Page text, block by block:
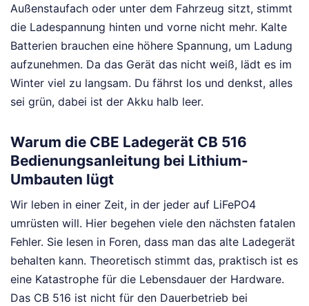
Außenstaufach oder unter dem Fahrzeug sitzt, stimmt
die Ladespannung hinten und vorne nicht mehr. Kalte
Batterien brauchen eine höhere Spannung, um Ladung
aufzunehmen. Da das Gerät das nicht weiß, lädt es im
Winter viel zu langsam. Du fährst los und denkst, alles
sei grün, dabei ist der Akku halb leer.
Warum die CBE Ladegerät CB 516
Bedienungsanleitung bei Lithium-
Umbauten lügt
Wir leben in einer Zeit, in der jeder auf LiFePO4
umrüsten will. Hier begehen viele den nächsten fatalen
Fehler. Sie lesen in Foren, dass man das alte Ladegerät
behalten kann. Theoretisch stimmt das, praktisch ist es
eine Katastrophe für die Lebensdauer der Hardware.
Das CB 516 ist nicht für den Dauerbetrieb bei